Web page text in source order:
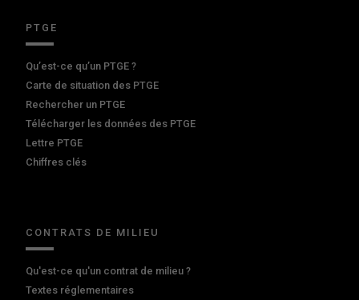
PTGE
Qu’est-ce qu’un PTGE ?
Carte de situation des PTGE
Rechercher un PTGE
Télécharger les données des PTGE
Lettre PTGE
Chiffres clés
CONTRATS DE MILIEU
Qu'est-ce qu'un contrat de milieu ?
Textes réglementaires